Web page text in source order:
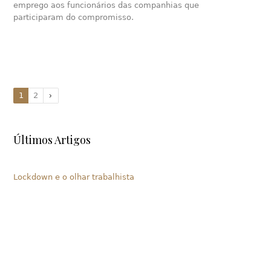
emprego aos funcionários das companhias que
participaram do compromisso.
1 2
Últimos Artigos
Lockdown e o olhar trabalhista